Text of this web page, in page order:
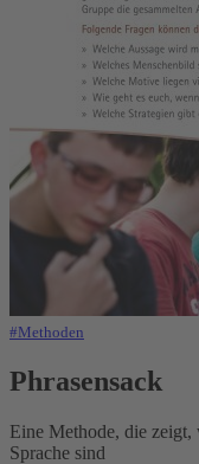
#Methoden
Phrasensack
Eine Methode, die
Sprache sind